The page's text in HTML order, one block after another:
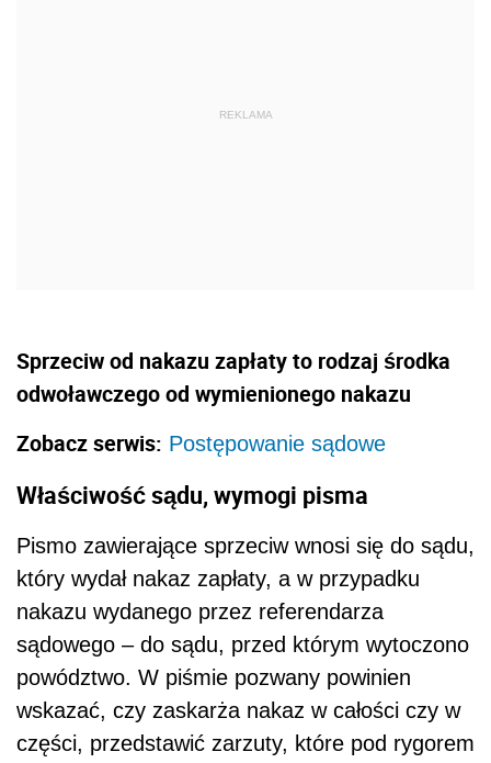
Sprzeciw od nakazu zapłaty to rodzaj środka
odwoławczego od wymienionego nakazu
Zobacz serwis: Postępowanie sądowe
Właściwość sądu, wymogi pisma
Pismo zawierające sprzeciw wnosi się do sądu,
który wydał nakaz zapłaty, a w przypadku
nakazu wydanego przez referendarza
sądowego – do sądu, przed którym wytoczono
powództwo. W piśmie pozwany powinien
wskazać, czy zaskarża nakaz w całości czy w
części, przedstawić zarzuty, które pod rygorem